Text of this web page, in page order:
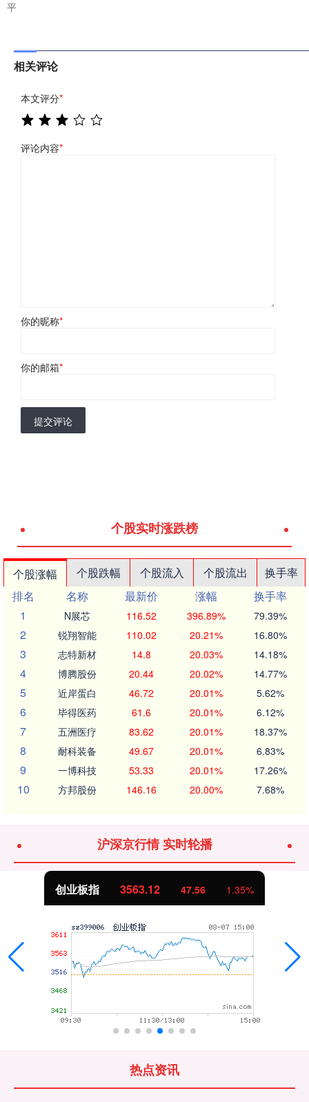
平
相关评论
本文评分*
评论内容*
你的昵称*
你的邮箱*
提交评论
个股实时涨跌榜
个股涨幅 个股跌幅 个股流入 个股流出
换手率
排名
名称 最新价 涨幅
换手率
1
N展芯 116.52 396.89% 79.39%
2 锐翔智能 110.02 20.21% 16.80%
3 志特新材 14.8 20.03% 14.18%
4 博腾股份 20.44 20.02% 14.77%
5 近岸蛋白 46.72 20.01% 5.62%
6 毕得医药 61.6 20.01% 6.12%
7 五洲医疗 83.62 20.01% 18.37%
8 耐科装备 49.67 20.01% 6.83%
9 一博科技 53.33 20.01% 17.26%
10 方邦股份 146.16 20.00% 7.68%
沪深京行情 实时轮播
创业板指 3563.12 47.56 1.35%
热点资讯